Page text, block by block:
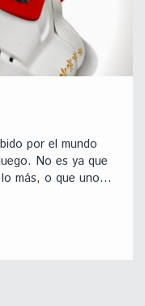
por el mundo
No es ya que
lo más, o que uno…